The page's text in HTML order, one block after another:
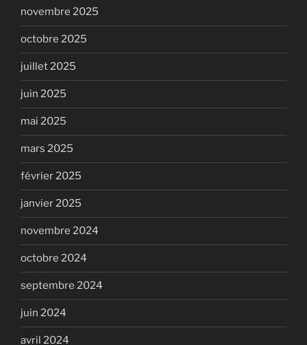
novembre 2025
octobre 2025
juillet 2025
juin 2025
mai 2025
mars 2025
février 2025
janvier 2025
novembre 2024
octobre 2024
septembre 2024
juin 2024
avril 2024